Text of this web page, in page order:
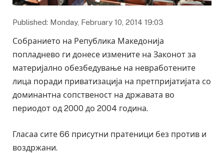
Published: Monday, February 10, 2014 19:03
Собранието на Република Македонија
попладнево ги донесе измените на Законот за
материјално обезбедување на невработените
лица поради приватизација на претпријатијата со
доминантна сопственост на државата во
периодот од 2000 до 2004 година.
Гласаа сите 66 присутни пратеници без против и
воздржани.